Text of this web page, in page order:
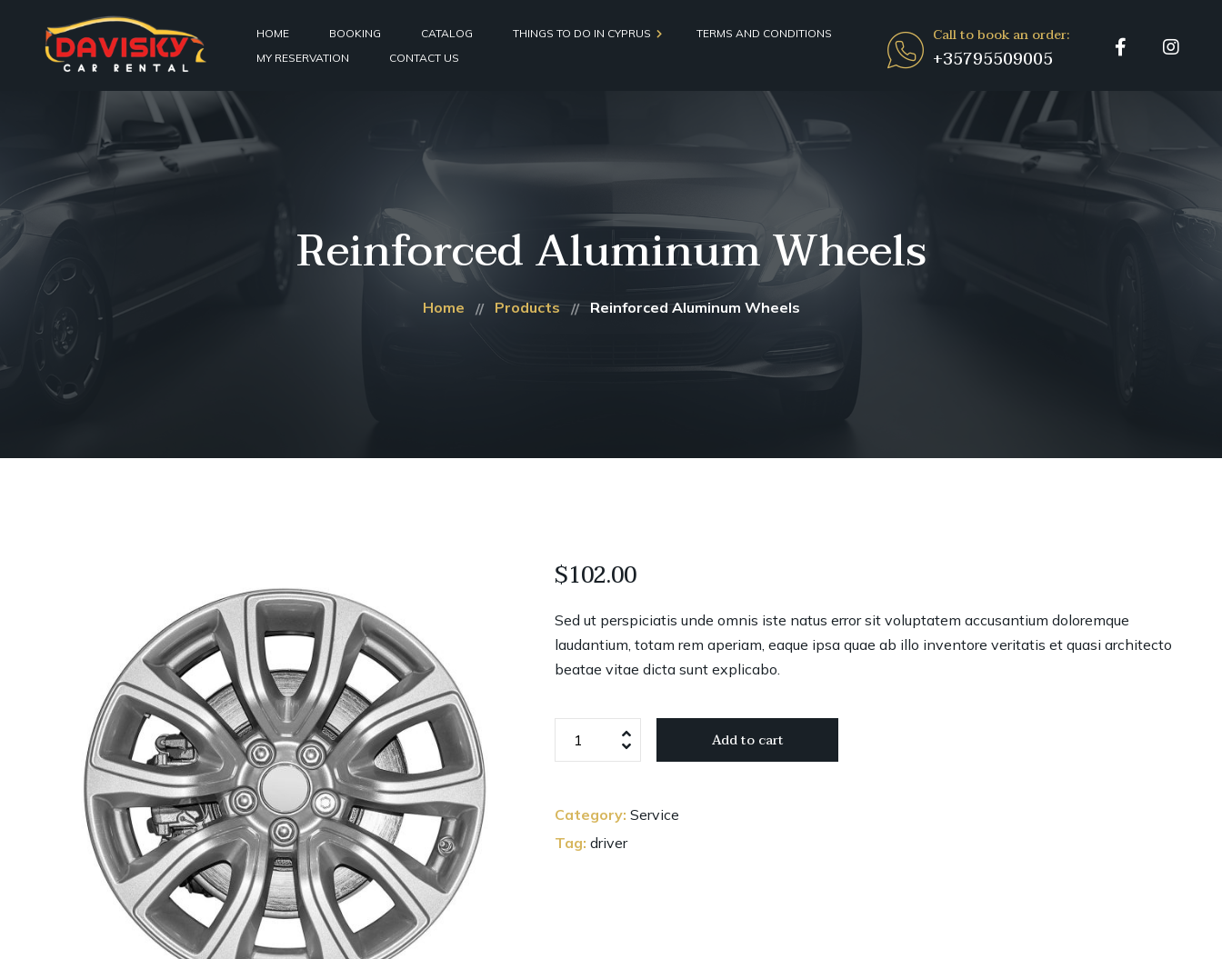
HOME BOOKING CATALOG THINGS TO DO IN CYPRUS
TERMS AND CONDITIONS
MY RESERVATION
CONTACT US
Call to book an order:
+35795509005
Reinforced Aluminum Wheels
Home Products Reinforced Aluminum Wheels
$102.00
Sed ut perspiciatis unde omnis iste natus error sit voluptatem accusantium doloremque
laudantium, totam rem aperiam, eaque ipsa quae ab illo inventore veritatis et quasi architecto
beatae vitae dicta sunt explicabo.
Add to cart
Category: Service
Tag: driver